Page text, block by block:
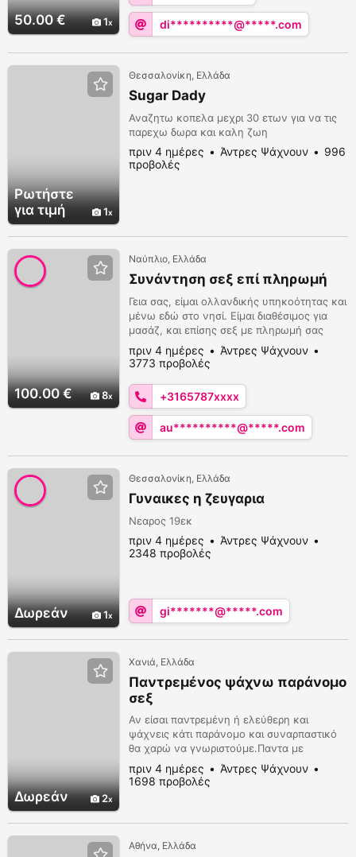
50.00 € 1 di**********@*****.com
Ρωτήστε
για τιμή
1
Θεσσαλονίκη, Ελλάδα
Sugar Dady
Αναζητω κοπελα μεχρι 30 ετων για να τις
παρεχω δωρα και καλη ζωη
πριν 4 ημέρες Άντρες Ψάχνουν
996
προβολές
100.00 € 8
Ναύπλιο, Ελλάδα
Συνάντηση σεξ επί πληρωμή
Γεια σας, είμαι ολλανδικής υπηκοότητας και
μένω εδώ στο νησί. Είμαι διαθέσιμος για
μασάζ, και επίσης σεξ με πληρωμή σας
δέχομαι στο καθαρό και διακριτικό
διαμέρισμά μου
πριν 4 ημέρες
Άντρες Ψάχνουν
3773 προβολές
+3165787xxxx
au**********@*****.com
Δωρεάν 1
Θεσσαλονίκη, Ελλάδα
Γυναικες η ζευγαρια
Νεαρος 19εκ
πριν 4 ημέρες
Άντρες Ψάχνουν
2348 προβολές
gi*******@*****.com
Δωρεάν 2
Χανιά, Ελλάδα
Παντρεμένος ψάχνω παράνομο
σεξ
Αν είσαι παντρεμένη ή ελεύθερη και
ψάχνεις κάτι παράνομο και συναρπαστικό
θα χαρώ να γνωριστούμε.Παντα με
εχεμύθεια και κατανόηση.ΜΟΝΟ ΓΥΝΑΙΚΕΣ
ΠΑΡΚΑΛΩ.
πριν 4 ημέρες
Άντρες Ψάχνουν
1698 προβολές
Αθήνα, Ελλάδα